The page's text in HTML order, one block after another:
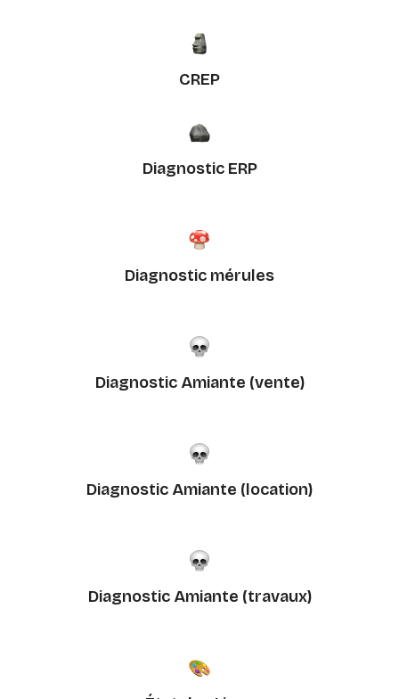
CREP
Diagnostic ERP
Diagnostic mérules
Diagnostic Amiante (vente)
Diagnostic Amiante (location)
Diagnostic Amiante (travaux)